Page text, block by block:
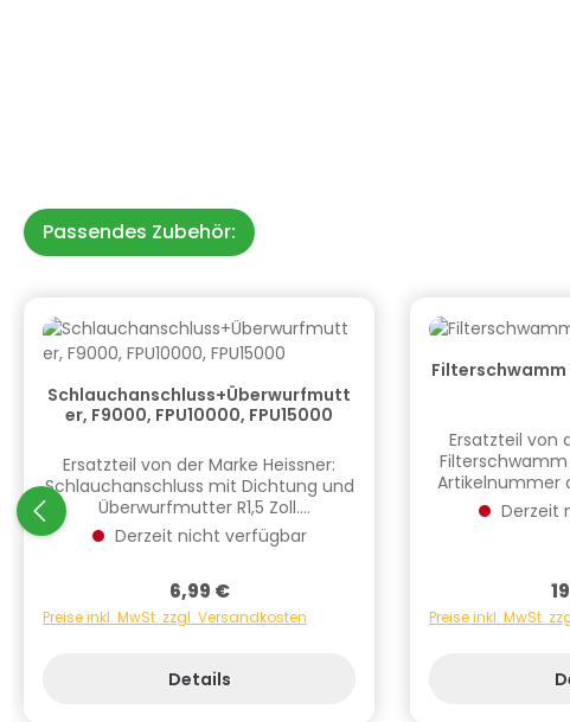
Passendes Zubehör:
Schlauchanschluss+Überwurfmutt
er, F9000, FPU10000, FPU15000
Ersatzteil von der Marke Heissner:
Schlauchanschluss mit Dichtung und
Überwurfmutter R1,5 Zoll.
Artikelnummer des Ersatzteils: ET10-
F1002. Informationen zur
Verantwortliche Person: CF Group
Deutschland GmbH, Bahnhofstraße
Gefahrstoffhinweise (falls
Derzeit nicht verfügbar
Regulärer Preis:
6,99 €
Preise inkl. MwSt. zzgl. Versandkosten
Details
Ersatzteil von
Filterschwamm
Artikelnummer
F2457. Informationen zur
Produktsicherheit
68, 73240
Derzeit
Preise inkl. MwSt.